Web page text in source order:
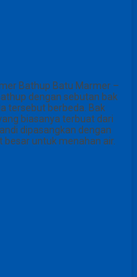
Bathup Batu Marmer –
dengan sebutan bak
tersebut berbeda. Bak
biasanya terbuat dari
dipasangkan dengan
besar untuk menahan air.